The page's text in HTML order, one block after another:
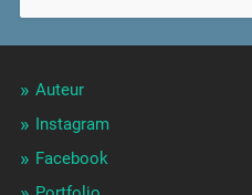
Auteur
Instagram
Facebook